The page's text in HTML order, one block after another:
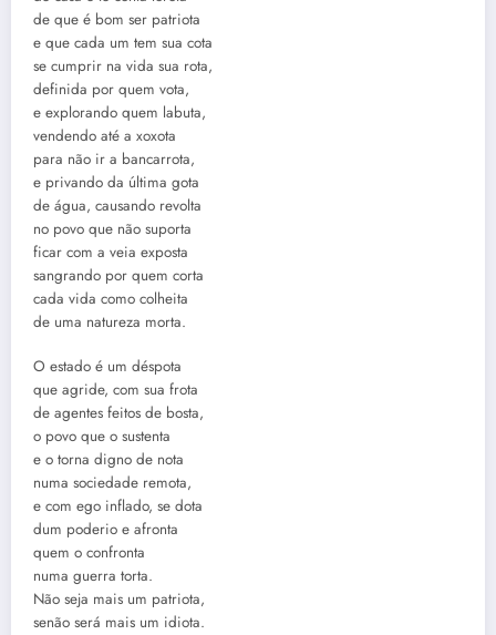
de que é bom ser patriota
e que cada um tem sua cota
se cumprir na vida sua rota,
definida por quem vota,
e explorando quem labuta,
vendendo até a xoxota
para não ir a bancarrota,
e privando da última gota
de água, causando revolta
no povo que não suporta
ficar com a veia exposta
sangrando por quem corta
cada vida como colheita
de uma natureza morta.
O estado é um déspota
que agride, com sua frota
de agentes feitos de bosta,
o povo que o sustenta
e o torna digno de nota
numa sociedade remota,
e com ego inflado, se dota
dum poderio e afronta
quem o confronta
numa guerra torta.
Não seja mais um patriota,
senão será mais um idiota.